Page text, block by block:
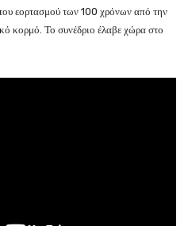
εορτασμού των 100 χρόνων από την
κορμό. Το συνέδριο έλαβε χώρα στο